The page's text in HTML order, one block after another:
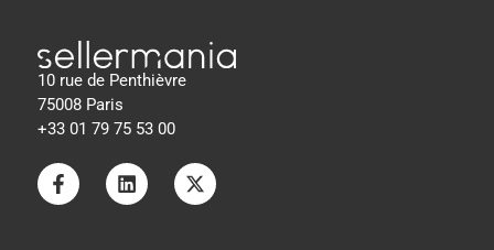
10 rue de Penthièvre
75008 Paris
+33 01 79 75 53 00